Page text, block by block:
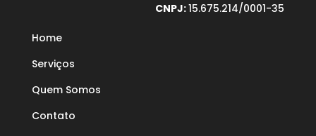
CNPJ:15.675.214/0001-35
Home
Serviços
Quem Somos
Contato